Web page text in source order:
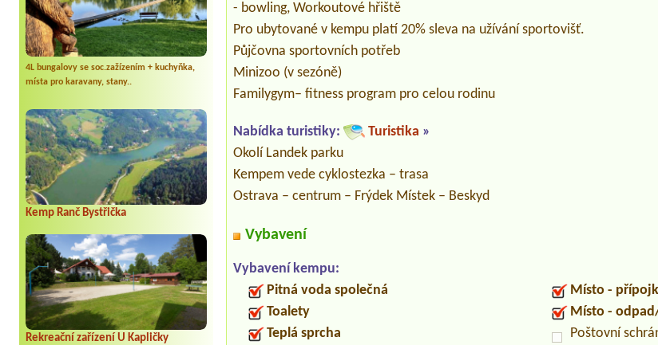
4L bungalovy se soc.zažízením + kuchyňka,
místa pro karavany, stany..
Kemp Ranč Bystřička
Rekreační zařízení U Kapličky
- bowling, Workoutové hřiště
Pro ubytované v kempu platí 20% sleva na užívání sportovišť.
Půjčovna sportovních potřeb
Minizoo (v sezóně)
Familygym– fitness program pro celou rodinu
Nabídka turistiky: Turistika »
Okolí Landek parku
Kempem vede cyklostezka – trasa
Ostrava – centrum – Frýdek Místek – Beskyd
Vybavení
Vybavení kempu:
Pitná voda společná
Toalety
Teplá sprcha
Místo -
Místo -
Poštovní